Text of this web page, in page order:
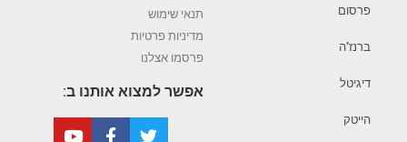
פרסום
ברנז’ה
דיגיטל
הייטק
תנאי שימוש
מדיניות פרטיות
פרסמו אצלנו
אפשר למצוא אותנו ב: